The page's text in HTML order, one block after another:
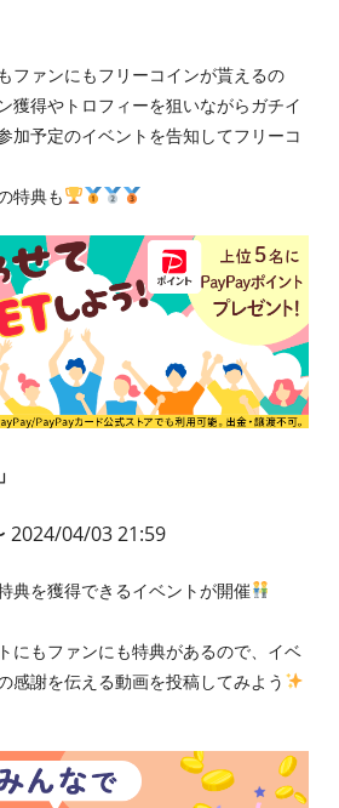
ファンにもフリーコインが貰えるの
獲得やトロフィーを狙いながらガチイ
加予定のイベントを告知してフリーコ
特典も
」
2024/04/03 21:59
典を獲得できるイベントが開催
にもファンにも特典があるので、イベ
感謝を伝える動画を投稿してみよう